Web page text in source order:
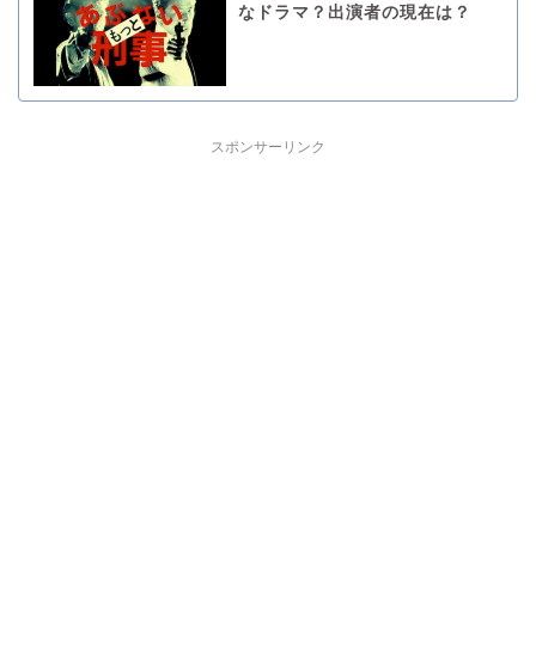
なドラマ？出演者の現在は？
スポンサーリンク